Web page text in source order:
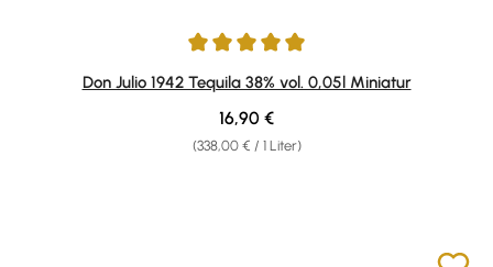
Durchschnittliche Bewertung von 5 von 5 Sternen
Don Julio 1942 Tequila 38% vol. 0,05l Miniatur
(338,00 € / 1 Liter)
Regulärer Preis:
16,90 €